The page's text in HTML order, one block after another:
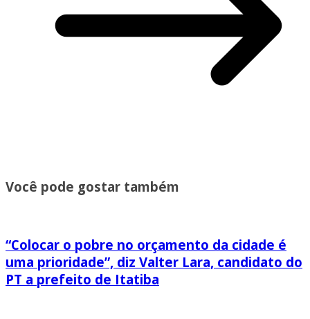
Você pode gostar também
“Colocar o pobre no orçamento da cidade é
uma prioridade”, diz Valter Lara, candidato do
PT a prefeito de Itatiba